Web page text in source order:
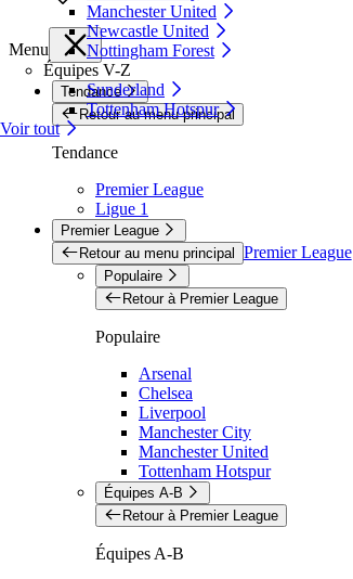
Manchester United
Newcastle United
Nottingham Forest
Équipes V-Z
Sunderland
Tottenham Hotspur
Voir tout
Menu
Tendance
Retour au menu principal
Tendance
Premier League
Ligue 1
Premier League
Retour au menu principal Premier League
Populaire
Retour à Premier League
Populaire
Arsenal
Chelsea
Liverpool
Manchester City
Manchester United
Tottenham Hotspur
Équipes A-B
Retour à Premier League
Équipes A-B